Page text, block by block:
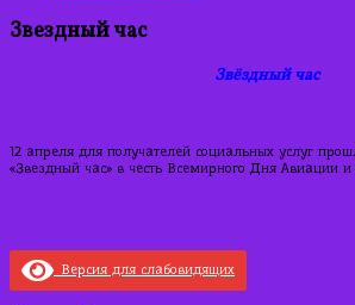
Звездный час
Звёздный час
12 апреля для получателей социальных услуг
«Звездный час» в честь Всемирного Дня Авиации
Версия для слабовидящих